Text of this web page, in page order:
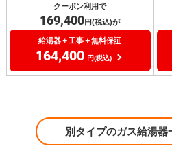
クーポン利用で
169,400円(税込)が
給湯器＋工事＋無料保証
164,400 円(税込)
別タイプのガス給湯器